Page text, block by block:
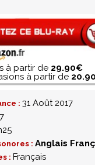
à partir de 29.90€
à partir de
: 31 Août 2017
7
: Anglais
: Français